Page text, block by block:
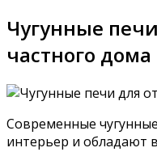
Чугунные
частного дома
Современные
интерьер и